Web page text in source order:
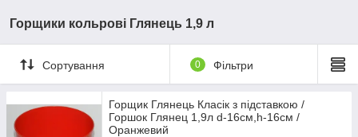
Горщики кольрові Глянець 1,9 л
Сортування 0 Фільтри
Горщик Глянець Класік з підставкою /
Горшок Глянец 1,9л d-16см,h-16см /
Оранжевий